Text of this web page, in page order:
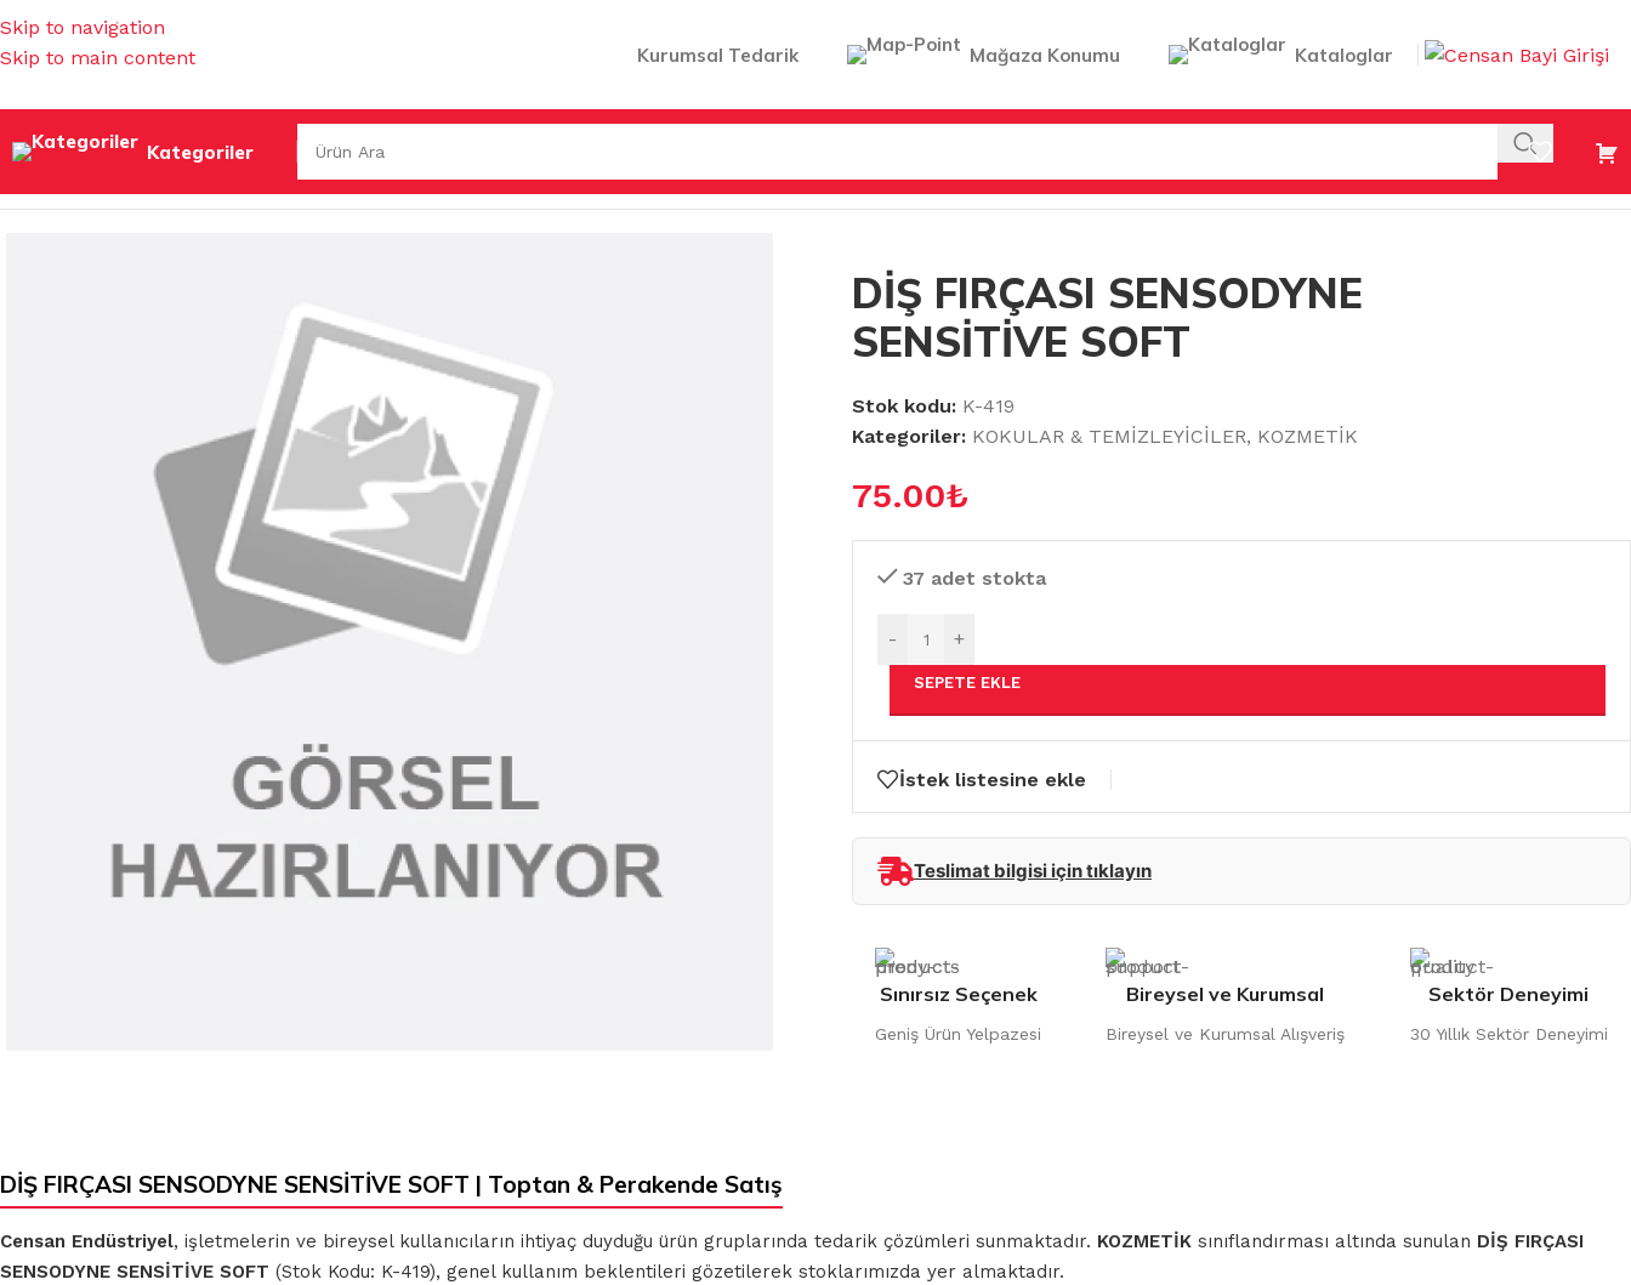
Skip to navigation
Skip to main content
Kurumsal Tedarik Mağaza Konumu Kataloglar
Kategoriler
KOKULAR & TEMİZLEYİCİLER/KOZMETİK/DİŞ FIRÇASI SENSODYNE SENSİTİVE SOFT
DİŞ FIRÇASI SENSODYNE
SENSİTİVE SOFT
Stok kodu: K-419
Kategoriler: KOKULAR & TEMİZLEYİCİLER, KOZMETİK
75.00₺
37 adet stokta
- +
SEPETE EKLE
İstek listesine ekle
Teslimat bilgisi için tıklayın
Sınırsız Seçenek
Geniş Ürün Yelpazesi
Bireysel ve Kurumsal
Bireysel ve Kurumsal Alışveriş
Sektör Deneyimi
30 Yıllık Sektör Deneyimi
DİŞ FIRÇASI SENSODYNE SENSİTİVE SOFT | Toptan & Perakende Satış
Censan Endüstriyel, işletmelerin ve bireysel kullanıcıların ihtiyaç duyduğu ürün gruplarında tedarik çözümleri sunmaktadır. KOZMETİK sınıflandırması altında sunulan DİŞ FIRÇASI
SENSODYNE SENSİTİVE SOFT (Stok Kodu: K-419), genel kullanım beklentileri gözetilerek stoklarımızda yer almaktadır.